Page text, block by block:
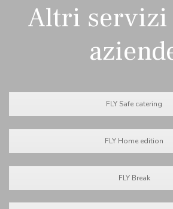
Altri servizi
FLY Safe catering
FLY Home edition
FLY Break